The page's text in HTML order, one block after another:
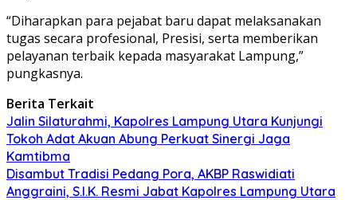
“Diharapkan para pejabat baru dapat melaksanakan
tugas secara profesional, Presisi, serta memberikan
pelayanan terbaik kepada masyarakat Lampung,”
pungkasnya.
Berita Terkait
Jalin Silaturahmi, Kapolres Lampung Utara Kunjungi
Tokoh Adat Akuan Abung Perkuat Sinergi Jaga
Kamtibma
Disambut Tradisi Pedang Pora, AKBP Raswidiati
Anggraini, S.I.K. Resmi Jabat Kapolres Lampung Utara